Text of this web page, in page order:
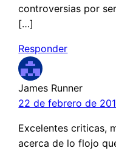
controversias por
[…]
Responder
James Runner
22 de febrero de
Excelentes criticas,
acerca de lo flojo